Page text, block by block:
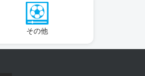
その他